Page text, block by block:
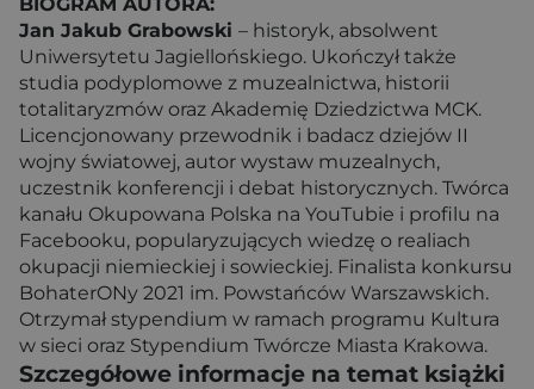
Jan Jakub Grabowski – historyk, absolwent
Uniwersytetu Jagiellońskiego. Ukończył także
studia podyplomowe z muzealnictwa, historii
totalitaryzmów oraz Akademię Dziedzictwa MCK.
Licencjonowany przewodnik i badacz dziejów II
wojny światowej, autor wystaw muzealnych,
uczestnik konferencji i debat historycznych. Twórca
kanału Okupowana Polska na YouTubie i profilu na
Facebooku, popularyzujących wiedzę o realiach
okupacji niemieckiej i sowieckiej. Finalista konkursu
BohaterONy 2021 im. Powstańców Warszawskich.
Otrzymał stypendium w ramach programu Kultura
w sieci oraz Stypendium Twórcze Miasta Krakowa.
Szczegółowe informacje na temat książki